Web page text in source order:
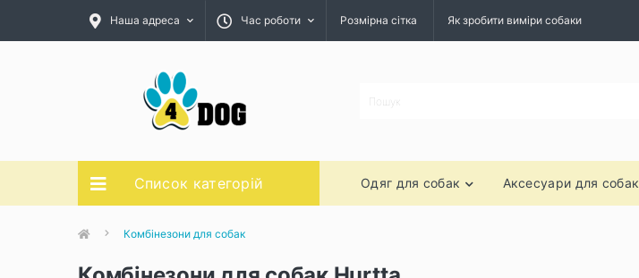
Наша адреса Час роботи Розмірна сітка Як зробити виміри собаки
Список категорій Одяг для собак Аксесуари для собак
Комбінезони для собак